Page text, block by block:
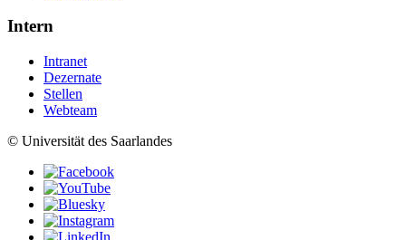
Intern
Intranet
Dezernate
Stellen
Webteam
© Universität des Saarlandes